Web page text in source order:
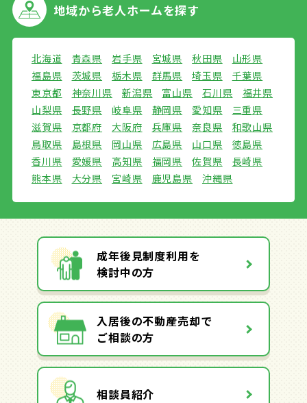
地域から老人ホームを探す
北海道 青森県 岩手県 宮城県 秋田県
山形県
福島県
茨城県 栃木県 群馬県 埼玉県
千葉県
東京都
神奈川県 新潟県 富山県 石川県
福井県
山梨県
長野県 岐阜県 静岡県 愛知県
三重県
滋賀県
京都府 大阪府 兵庫県 奈良県
和歌山県
鳥取県
島根県 岡山県 広島県 山口県
徳島県
香川県
愛媛県 高知県 福岡県 佐賀県
長崎県
熊本県
大分県 宮崎県 鹿児島県 沖縄県
成年後見制度利用を
検討中の方
入居後の不動産売却で
ご相談の方
相談員紹介